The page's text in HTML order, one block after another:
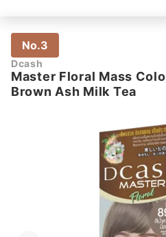
No.3
Dcash
Master Floral Mass
Brown Ash Milk Tea